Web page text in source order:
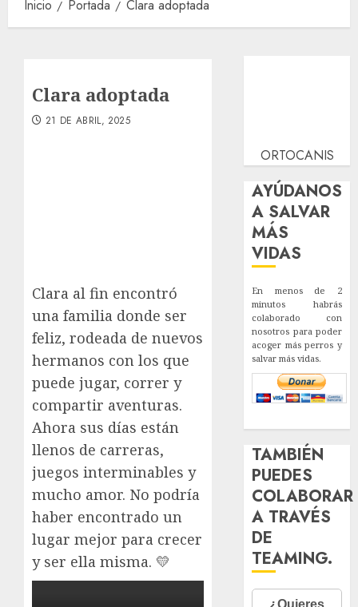
Inicio Portada Clara adoptada
Clara adoptada
21 DE ABRIL, 2025
Clara al fin encontró
una familia donde ser
feliz, rodeada de nuevos
hermanos con los que
puede jugar, correr y
compartir aventuras.
Ahora sus días están
llenos de carreras,
juegos interminables y
mucho amor. No podría
haber encontrado un
lugar mejor para crecer
y ser ella misma. 💛
ORTOCANIS
AYÚDANOS
A SALVAR
MÁS
VIDAS
En menos de 2
minutos habrás
colaborado con
nosotros para poder
acoger más perros y
salvar más vidas.
TAMBIÉN
PUEDES
COLABORAR
A TRAVÉS
DE
TEAMING.